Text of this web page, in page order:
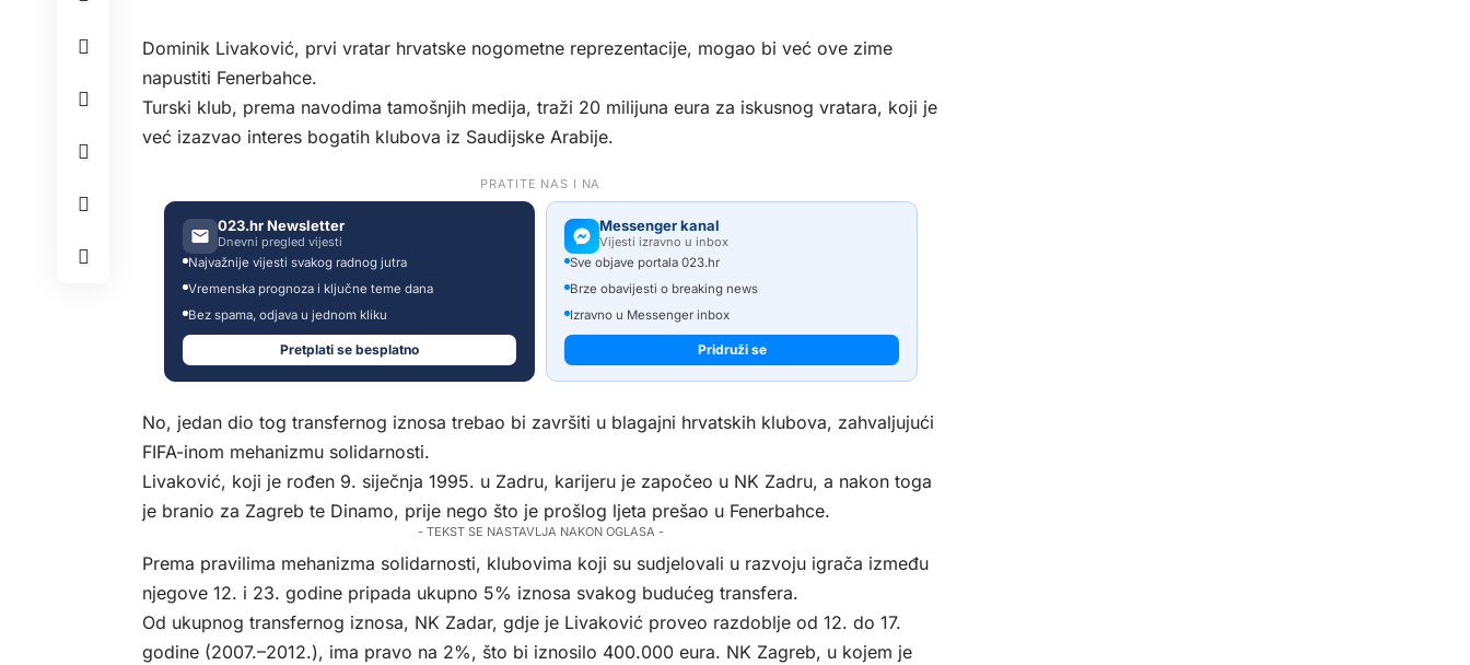
Dominik Livaković, prvi vratar hrvatske nogometne reprezentacije, mogao bi već ove zime
napustiti Fenerbahce.
Turski klub, prema navodima tamošnjih medija, traži 20 milijuna eura za iskusnog vratara, koji je
već izazvao interes bogatih klubova iz Saudijske Arabije.
PRATITE NAS I NA
023.hr Newsletter
Dnevni pregled vijesti
Najvažnije vijesti svakog radnog jutra
Vremenska prognoza i ključne teme dana
Bez spama, odjava u jednom kliku
Pretplati se besplatno
Messenger kanal
Vijesti izravno u inbox
Sve objave portala 023.hr
Brze obavijesti o breaking news
Izravno u Messenger inbox
Pridruži se
No, jedan dio tog transfernog iznosa trebao bi završiti u blagajni hrvatskih klubova, zahvaljujući
FIFA-inom mehanizmu solidarnosti.
Livaković, koji je rođen 9. siječnja 1995. u Zadru, karijeru je započeo u NK Zadru, a nakon toga
je branio za Zagreb te Dinamo, prije nego što je prošlog ljeta prešao u Fenerbahce.
- TEKST SE NASTAVLJA NAKON OGLASA -
Prema pravilima mehanizma solidarnosti, klubovima koji su sudjelovali u razvoju igrača između
njegove 12. i 23. godine pripada ukupno 5% iznosa svakog budućeg transfera.
Od ukupnog transfernog iznosa, NK Zadar, gdje je Livaković proveo razdoblje od 12. do 17.
godine (2007.–2012.), ima pravo na 2%, što bi iznosilo 400.000 eura. NK Zagreb, u kojem je